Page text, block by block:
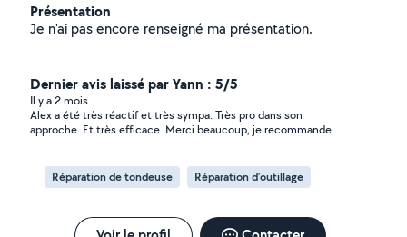
Présentation
Je n'ai pas encore renseigné ma présentation.
Dernier avis laissé par Yann : 5/5
Il y a 2 mois
Alex a été très réactif et très sympa. Très pro dans son
approche. Et très efficace. Merci beaucoup, je recommande
Réparation de tondeuse Réparation d’outillage